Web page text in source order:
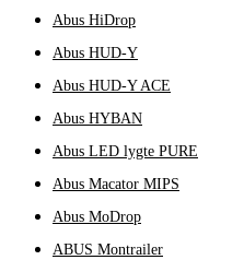
Abus HiDrop
Abus HUD-Y
Abus HUD-Y ACE
Abus HYBAN
Abus LED lygte PURE
Abus Macator MIPS
Abus MoDrop
ABUS Montrailer